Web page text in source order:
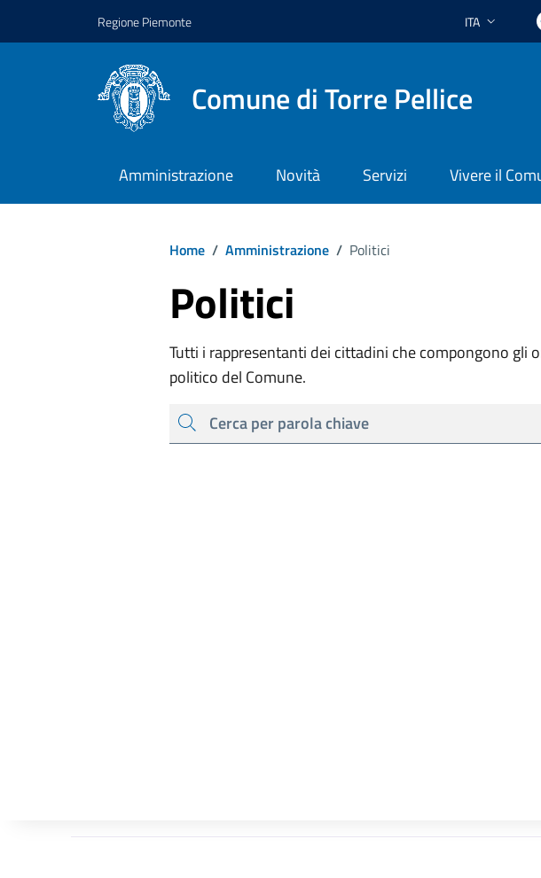
Regione Piemonte Lingua attiva:
ITA
Comune di Torre Pellice
Amministrazione Novità Servizi Vivere il
Home / Amministrazione / Politici
Politici
Tutti i rappresentanti dei cittadini che compongono gli
politico del Comune.
cerca